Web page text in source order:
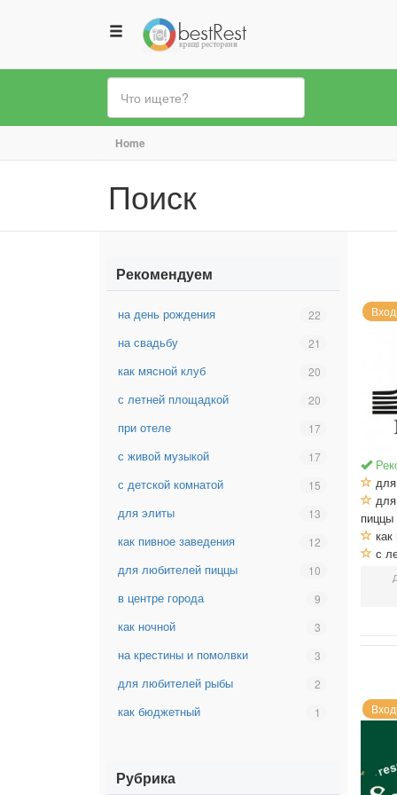
Вы
здесь
Home
Поиск
Рекомендуем
на день рождения 22
на свадьбу 21
на
свадьбу
как мясной клуб 20
как
с летней площадкой 20
при отеле 17
при
отеле
с живой музыкой 17
с
с детской комнатой 15
детской
для элиты 13
для
элиты
как пивное заведения 12
как
для любителей пиццы 10
в центре города 9
Выбрать
центре
как ночной 3
как
ночной
на крестины и помолвки 3
для любителей рыбы 2
как бюджетный 1
Рубрика
пиццы
с